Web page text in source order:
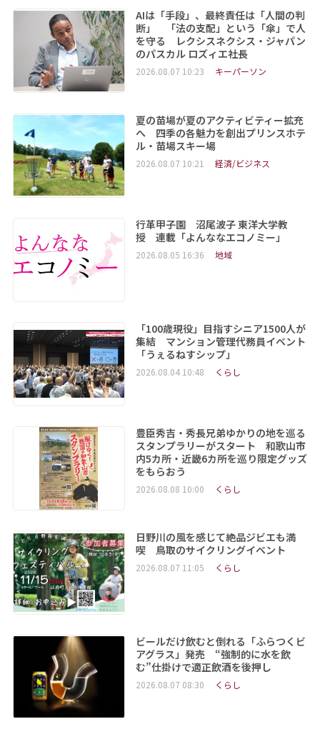
AIは「手段」、最終責任は「人間の判
断」 「法の支配」という「傘」で人
を守る レクシスネクシス・ジャパン
のパスカル ロズィエ社長
2026.08.07 10:23 キーパーソン
夏の苗場が夏のアクティビティー拡充
へ 四季の各魅力を創出プリンスホテ
ル・苗場スキー場
2026.08.07 10:21 経済/ビジネス
行革甲子園 沼尾波子 東洋大学教
授 連載「よんななエコノミー」
2026.08.05 16:36 地域
「100歳現役」目指すシニア1500人が
集結 マンション管理代務員イベント
「うぇるねすシップ」
2026.08.04 10:48 くらし
豊臣秀吉・秀長兄弟ゆかりの地を巡る
スタンプラリーがスタート 和歌山市
内5カ所・近畿6カ所を巡り限定グッズ
をもらおう
2026.08.08 10:00 くらし
日野川の風を感じて絶品ジビエも満
喫 鳥取のサイクリングイベント
2026.08.07 11:05 くらし
ビールだけ飲むと倒れる「ふらつくビ
アグラス」発売 “強制的に水を飲
む”仕掛けで適正飲酒を後押し
2026.08.07 08:30 くらし